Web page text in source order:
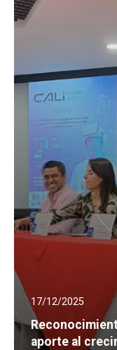
17/12/2025
aporte al